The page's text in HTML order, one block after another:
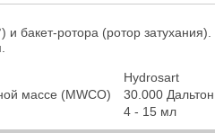
и бакет-ротора (ротор
Hydrosart
массе (MWCO)
30.000 Дальтон
4 - 15 мл